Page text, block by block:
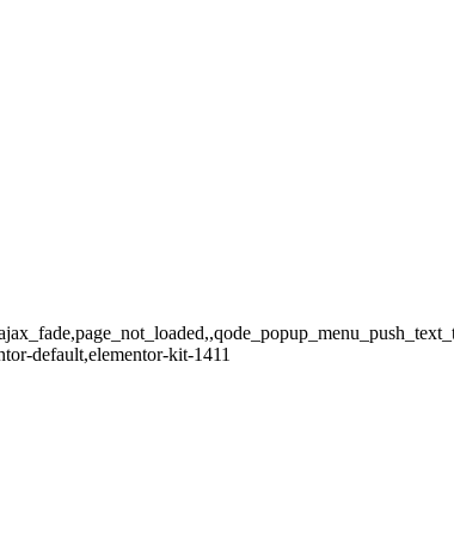
default,elementor-kit-1411